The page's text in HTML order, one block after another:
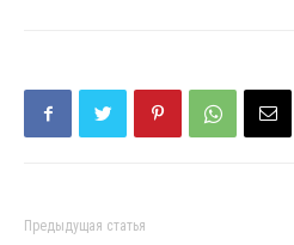
Предыдущая статья